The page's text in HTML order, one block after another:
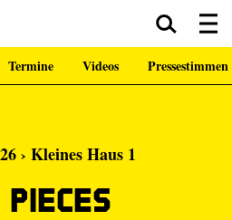
Zum Footer springen
Termine Videos Pressestimmen
› Kleines Haus 1